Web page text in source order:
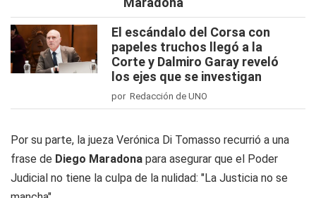
El escándalo del Corsa con
papeles truchos llegó a la
Corte y Dalmiro Garay reveló
los ejes que se investigan
por Redacción de UNO
Por su parte, la jueza Verónica Di Tomasso recurrió a una
frase de Diego Maradona para asegurar que el Poder
Judicial no tiene la culpa de la nulidad: "La Justicia no se